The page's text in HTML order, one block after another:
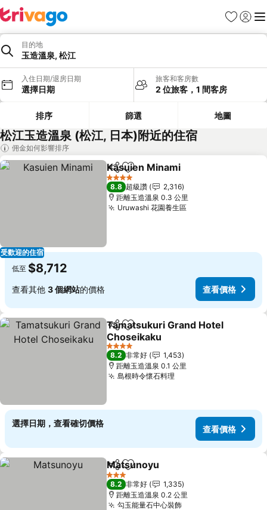
我的最愛
登入 選
目的地
玉造溫泉, 松江
入住日期/退房日期
選擇日期
旅客和客房數
2 位旅客，1 間客房
排序 篩選 地圖
松江玉造溫泉 (松江, 日本)附近的住宿
佣金如何影響排序
受歡迎的住宿
分享 加入我的最愛
Kasuien Minami
4 星級
8.8 超級讚
2,316
距離玉造溫泉 0.3 公里
Uruwashi 花園養生區
低至 $8,712
查看其他 3 個網站的價格 查看價格
分享 加入我的最愛
Tamatsukuri Grand Hotel
Choseikaku
4 星級
8.2 非常好
1,453
距離玉造溫泉 0.1 公里
島根時令懷石料理
選擇日期，查看確切價格
查看價格
分享 加入我的最愛
Matsunoyu
3 星級
8.2 非常好
1,335
距離玉造溫泉 0.2 公里
勾玉能量石中心裝飾